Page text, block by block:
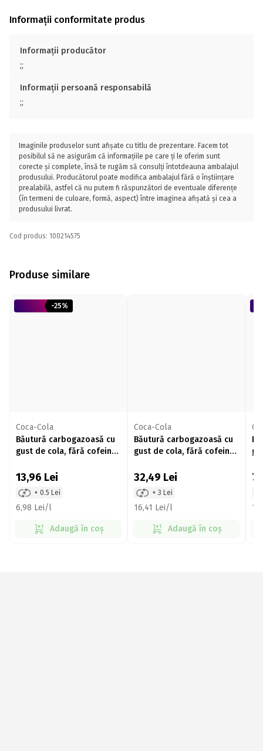
Informații conformitate produs
Informații producător
;;
Informații persoană responsabilă
;;
Imaginile produselor sunt afișate cu titlu de prezentare. Facem tot
posibilul să ne asigurăm că informațiile pe care ți le oferim sunt
corecte și complete, însă te rugăm să consulți întotdeauna ambalajul
produsului. Producătorul poate modifica ambalajul fără o înștiințare
prealabilă, astfel că nu putem fi răspunzători de eventuale diferențe
(în termeni de culoare, formă, aspect) între imaginea afișată și cea a
produsului livrat.
Cod produs: 100214575
Produse similare
-25%
Coca-Cola
Băutură carbogazoasă cu
gust de cola, fără cofeină,
13,96 Lei
+ 0.5 Lei
6,98 Lei/l
Adaugă în coș
Coca-Cola
Băutură carbogazoasă cu
gust de cola, fără cofeină,
32,49 Lei
+ 3 Lei
16,41 Lei/l
Adaugă în coș